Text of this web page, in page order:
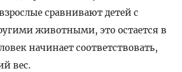
сравнивают детей с
животными, это остается в
начинает соответствовать,
вес.